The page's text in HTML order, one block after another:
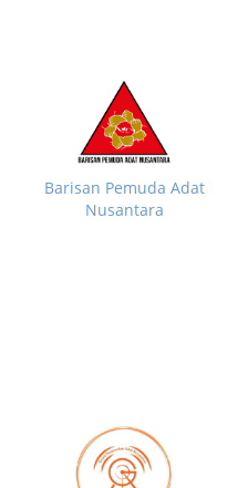
Barisan Pemuda Adat
Nusantara